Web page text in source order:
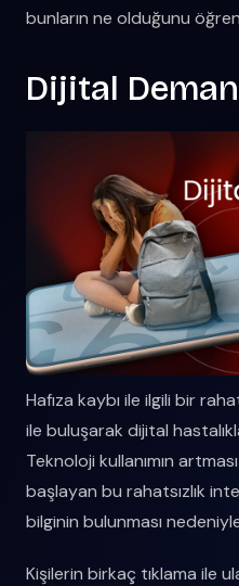
bunların ne olduğunu
Dijital
Hafıza kaybı ile ilgili bir
ile buluşarak dijital
Teknoloji kullanımın
başlayan bu rahatsızlık
bilginin bulunması
Kişilerin birkaç tıklama ile